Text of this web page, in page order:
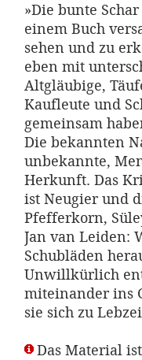
»Die bunte
einem Buch
sehen und zu
eben mit
Altgläubige,
Kaufleute und
gemeinsam
Die bekannten
unbekannte,
Herkunft. Das
ist Neugier und
Pfefferkorn,
Jan van Leiden:
Schubläden
Unwillkürlich
miteinander ins
sie sich zu
Das Material